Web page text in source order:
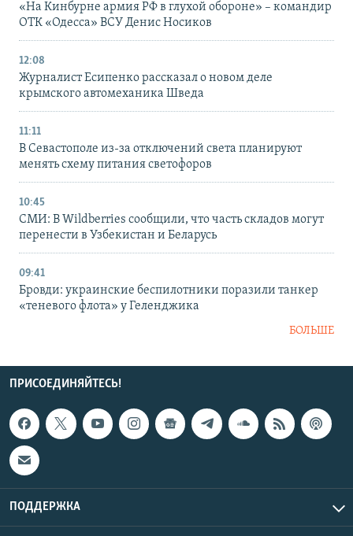
«На Кинбурне армия РФ в глухой обороне» – командир
ОТК «Одесса» ВСУ Денис Носиков
12:08
Журналист Есипенко рассказал о новом деле
крымского автомеханика Шведа
11:11
В Севастополе из-за отключений света планируют
менять схему питания светофоров
10:45
СМИ: В Wildberries сообщили, что часть складов могут
перенести в Узбекистан и Беларусь
09:41
Бровди: украинские беспилотники поразили танкер
«теневого флота» у Геленджика
БОЛЬШЕ
ПРИСОЕДИНЯЙТЕСЬ!
ПОДДЕРЖКА